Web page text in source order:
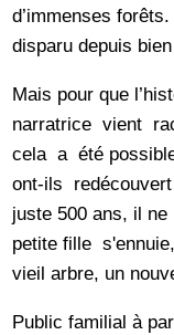
d’immenses
disparu depuis
Mais pour que
narratrice vient
cela a été
ont-ils
juste 500 ans, il ne
petite fille
vieil arbre, un
Public familial à